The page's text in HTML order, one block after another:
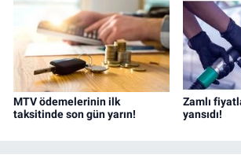
MTV ödemelerinin ilk
taksitinde son gün yarın!
Zamlı
yansıdı!